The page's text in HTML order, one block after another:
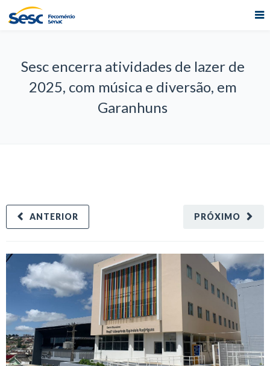
Sesc encerra atividades de lazer de
2025, com música e diversão, em
Garanhuns
PRÓXIMO
ANTERIOR